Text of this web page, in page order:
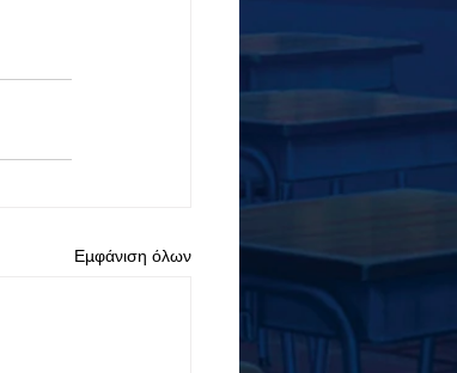
Εμφάνιση όλων